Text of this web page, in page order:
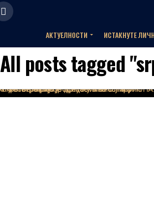
АКТУЕЛНOСТИ ИСТАКНУТЕ
All posts tagged